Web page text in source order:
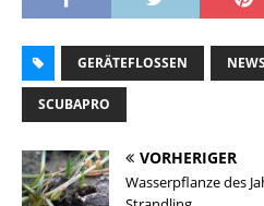
GERÄTEFLOSSEN
SCUBAPRO
VORHERIGER
Wasserpflanze des